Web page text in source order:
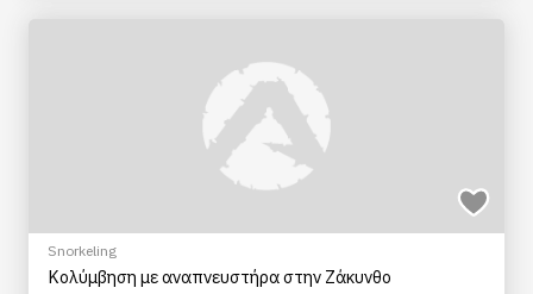
Snorkeling
Κολύμβηση με αναπνευστήρα στην Ζάκυνθο